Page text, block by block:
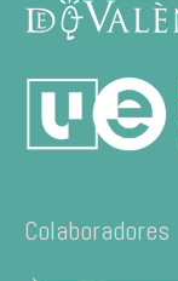
Colaboradores